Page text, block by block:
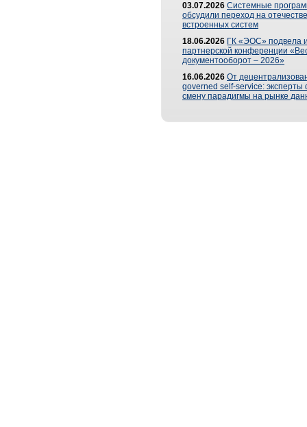
03.07.2026 Системные
обсудили переход на
встроенных систем
18.06.2026 ГК «ЭОС» подвела
партнерской конференции
документооборот – 2026»
16.06.2026 От
governed self-service: эксперты
смену парадигмы на рынке